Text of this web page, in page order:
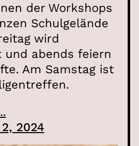
der Workshops
Schulgelände
wird
und abends feiern
Am Samstag ist
2024